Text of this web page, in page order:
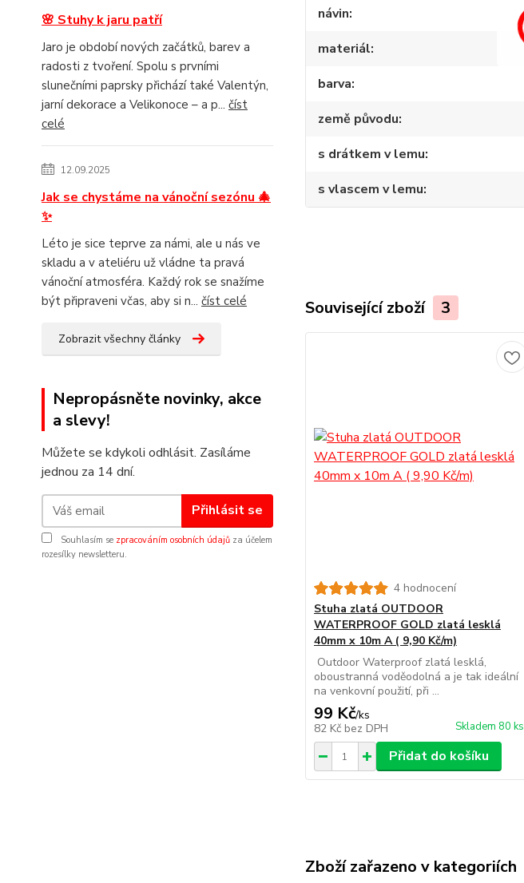
🌸 Stuhy k jaru patří
Jaro je období nových začátků, barev a
radosti z tvoření. Spolu s prvními
slunečními paprsky přichází také Valentýn,
jarní dekorace a Velikonoce – a p... číst
celé
12.09.2025
Jak se chystáme na vánoční sezónu 🎄
✨
Léto je sice teprve za námi, ale u nás ve
skladu a v ateliéru už vládne ta pravá
vánoční atmosféra. Každý rok se snažíme
být připraveni včas, aby si n... číst celé
Zobrazit všechny články
Nepropásněte novinky, akce
a slevy!
Můžete se kdykoli odhlásit. Zasíláme
jednou za 14 dní.
Přihlásit se
Souhlasím se zpracováním osobních údajů za účelem
rozesílky newsletteru.
návin
materiál
barva
země původu
s drátkem v lemu
s vlascem v lemu
Související zboží 3
4 hodnocení
Stuha zlatá OUTDOOR
WATERPROOF GOLD zlatá lesklá
40mm x 10m A ( 9,90 Kč/m)
Outdoor Waterproof zlatá lesklá,
oboustranná voděodolná a je tak ideální
na venkovní použití, při ...
99 Kč/ks
82 Kč bez DPH Skladem 80 ks
Přidat do košíku
Zboží zařazeno v kategoriích